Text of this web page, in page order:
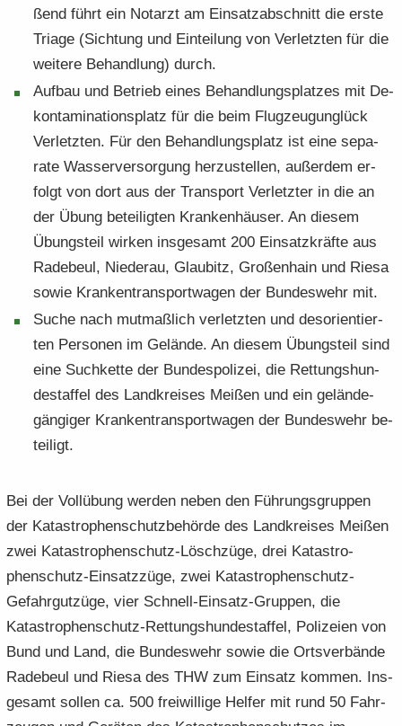
ßend führt ein Not­arzt am Ein­satz­ab­schnitt die erste
Tria­ge (Sich­tung und Ein­tei­lung von Ver­letz­ten für die
wei­te­re Be­hand­lung) durch.
Auf­bau und Be­trieb eines Be­hand­lungs­plat­zes mit De­
kon­ta­mi­na­ti­ons­platz für die beim Flug­zeug­un­glück
Ver­letz­ten. Für den Be­hand­lungs­platz ist eine sepa­
rate Was­ser­ver­sor­gung her­zu­stel­len, au­ßer­dem er­
folgt von dort aus der Trans­port Ver­letz­ter in die an
der Übung be­tei­lig­ten Kran­ken­häu­ser. An die­sem
Übungs­teil wir­ken ins­ge­samt 200 Ein­satz­kräf­te aus
Ra­de­beul, Nie­der­au, Glau­bitz, Gro­ßen­hain und Riesa
sowie Kran­ken­trans­port­wa­gen der Bun­des­wehr mit.
Suche nach mut­maß­lich ver­letz­ten und des­ori­en­tier­
ten Per­so­nen im Ge­län­de. An die­sem Übungs­teil sind
eine Such­ket­te der Bun­des­po­li­zei, die Rettungshun­
destaffel des Land­krei­ses Mei­ßen und ein ge­län­de­
gän­gi­ger Krankentransport­wagen der Bun­des­wehr be­
tei­ligt.
Bei der Voll­übung wer­den neben den Füh­rungs­grup­pen
der Katastrophenschutzbe­hörde des Land­krei­ses Mei­ßen
zwei Katastrophenschutz-​Löschzüge, drei Katastro­
phenschutz-​Einsatzzüge, zwei Katastrophenschutz-​
Gefahrgutzüge, vier Schnell-​Ein­satz-Gruppen, die
Katastrophenschutz-​Rettungshundestaffel, Po­li­zei­en von
Bund und Land, die Bun­des­wehr sowie die Orts­ver­bän­de
Ra­de­beul und Riesa des THW zum Ein­satz kom­men. Ins­
ge­samt sol­len ca. 500 frei­wil­li­ge Hel­fer mit rund 50 Fahr­